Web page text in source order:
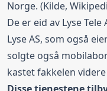
Norge. (Kilde,
De er eid av Lyse
Lyse AS, som også
solgte også
kastet fakkelen